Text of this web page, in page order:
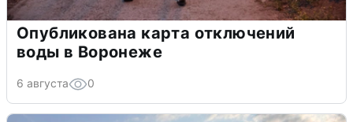
Опубликована карта отключений
воды в Воронеже
6 августа 0